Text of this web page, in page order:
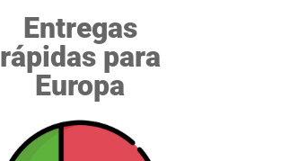
Entregas
rápidas para
Europa